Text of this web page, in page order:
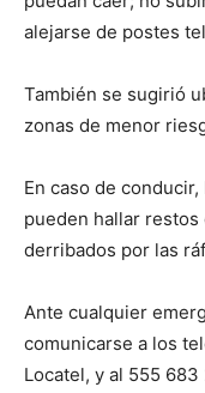
alejarse de postes
También se sugirió
zonas de menor
En caso de
pueden hallar
derribados por las
Ante cualquier
comunicarse a los
Locatel, y al 555